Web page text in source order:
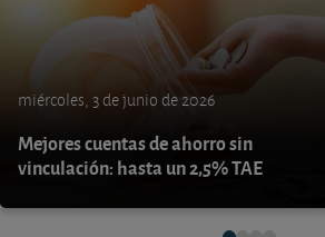
miércoles, 3 de junio de 2026
Mejores cuentas de ahorro sin
vinculación: hasta un 2,5% TAE